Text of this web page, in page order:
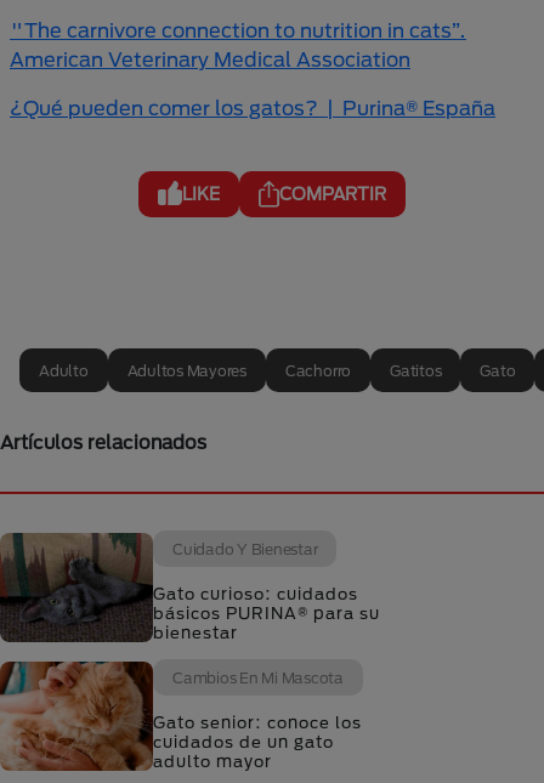
"The carnivore connection to nutrition in cats”.
American Veterinary Medical Association
¿Qué pueden comer los gatos? | Purina® España
LIKE COMPARTIR
Adulto Adultos Mayores Cachorro Gatitos Gato
Artículos relacionados
Cuidado Y Bienestar
Gato curioso: cuidados
básicos PURINA® para su
bienestar
Cambios En Mi Mascota
Gato senior: conoce los
cuidados de un gato
adulto mayor